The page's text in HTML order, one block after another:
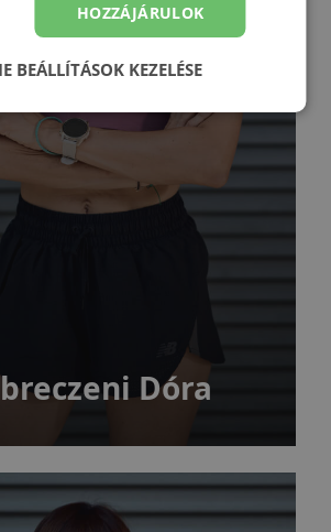
Dóra
HOZZÁJÁRULOK
BEÁLLÍTÁSOK KEZELÉSE